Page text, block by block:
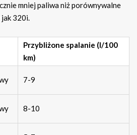
mniej paliwa niż porównywalne
jak 320i.
Przybliżone spalanie (l/100
km)
7-9
8-10